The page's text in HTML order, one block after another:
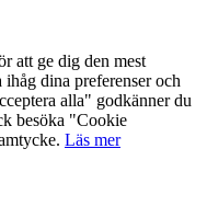
att ge dig den mest
dina preferenser och
alla" godkänner du
besöka "Cookie
Läs mer